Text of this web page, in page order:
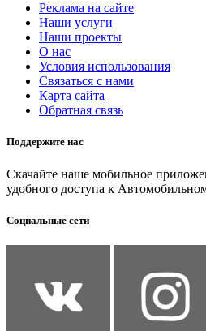
Реклама на сайте
Наши услуги
Наши проекты
О нас
Условия использования
Связаться с нами
Карта сайта
Обратная связь
Поддержите нас
Скачайте наше мобильное
удобного доступа к
Социальные сети